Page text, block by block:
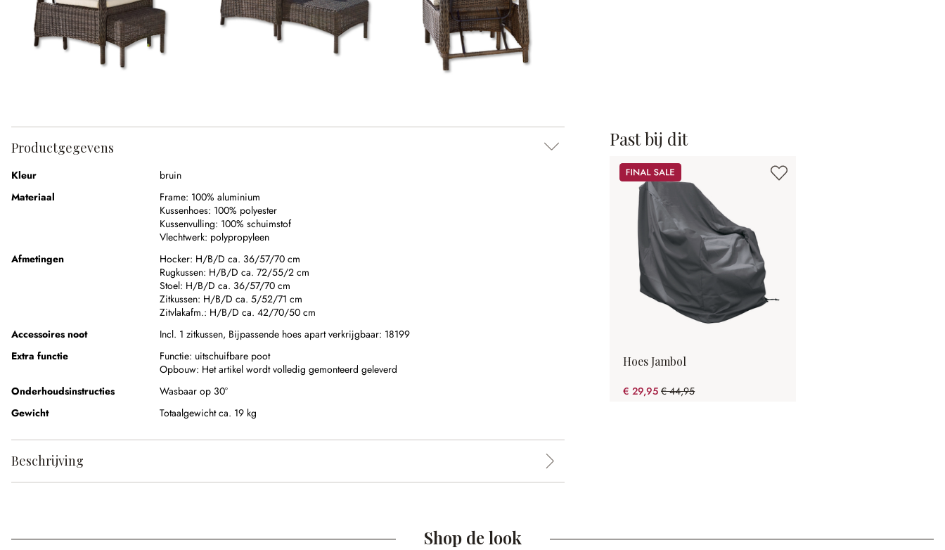
Productgegevens
Kleur
bruin
Materiaal
Frame: 100% aluminium
Kussenhoes: 100% polyester
Kussenvulling: 100% schuimstof
Vlechtwerk: polypropyleen
Afmetingen
Hocker: H/B/D ca. 36/57/70 cm
Rugkussen: H/B/D ca. 72/55/2 cm
Stoel: H/B/D ca. 36/57/70 cm
Zitkussen: H/B/D ca. 5/52/71 cm
Zitvlakafm.: H/B/D ca. 42/70/50 cm
Accessoires noot
Incl. 1 zitkussen, Bijpassende hoes apart verkrijgbaar: 18199
Extra functie
Functie: uitschuifbare poot
Opbouw: Het artikel wordt volledig gemonteerd geleverd
Onderhoudsinstructies
Wasbaar op 30°
Gewicht
Totaalgewicht ca. 19 kg
Beschrijving
Past bij dit
Sale
Hoes Jambol
€ 29,95€ 44,95
(33.37% gespart)
Shop de look